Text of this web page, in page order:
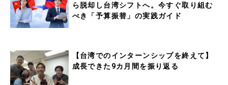
ら脱却し台湾シフトへ。今すぐ取り組む
べき「予算振替」の実践ガイド
【台湾でのインターンシップを終えて】
成長できた9カ月間を振り返る